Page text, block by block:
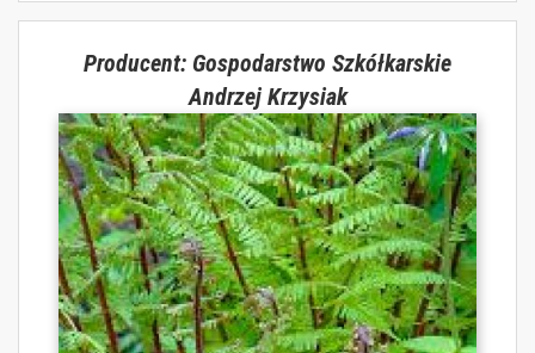
Producent: Gospodarstwo Szkółkarskie
Andrzej Krzysiak